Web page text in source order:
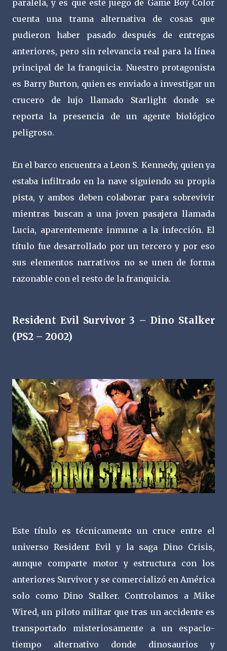
paralela, y es que este juego de Game Boy Color
cuenta una trama alternativa de cosas que
pudieron haber pasado después de entregas
anteriores, pero sin relevancia real para la línea
principal de la franquicia. Nuestro protagonista
es Barry Burton, quien es enviado a investigar un
crucero de lujo llamado Starlight donde se
reporta la presencia de un agente biológico
peligroso.
En el barco encuentra a Leon S. Kennedy, quien ya
estaba infiltrado en la nave siguiendo su propia
pista, y ambos deben colaborar para sobrevivir
mientras buscan a una joven pasajera llamada
Lucia, aparentemente inmune a la infección. El
título fue desarrollado por un tercero y por eso
sus elementos narrativos no se unen de forma
razonable con el resto de la franquicia.
Resident Evil Survivor 3 – Dino Stalker
(PS2 – 2002)
Este título es técnicamente un cruce entre el
universo Resident Evil y la saga Dino Crisis,
aunque comparte motor y estructura con los
anteriores Survivor y se comercializó en América
solo como Dino Stalker. Controlamos a Mike
Wired, un piloto militar que tras un accidente es
transportado misteriosamente a un espacio-
tiempo alternativo donde dinosaurios y